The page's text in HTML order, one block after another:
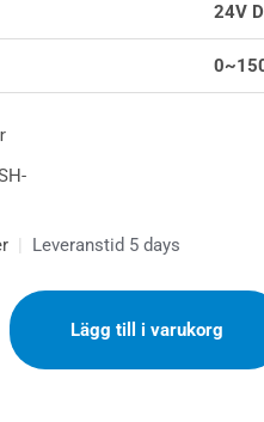
24V
| Leveranstid 5 days
Lägg till i varukorg